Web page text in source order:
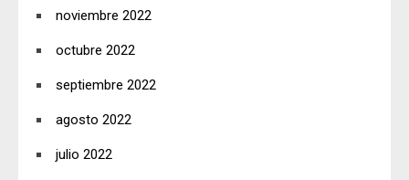
noviembre 2022
octubre 2022
septiembre 2022
agosto 2022
julio 2022